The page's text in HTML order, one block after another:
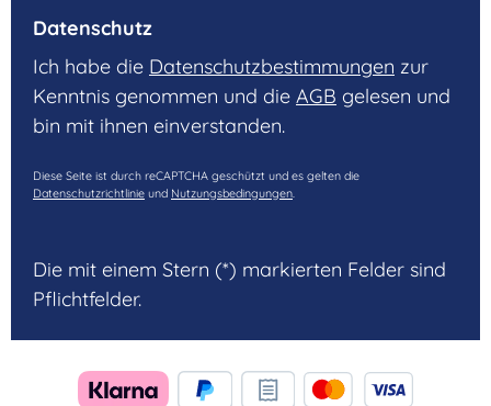
Datenschutz
Ich habe die Datenschutzbestimmungen zur
Kenntnis genommen und die AGB gelesen und
bin mit ihnen einverstanden.
Diese Seite ist durch reCAPTCHA geschützt und es gelten die
Datenschutzrichtlinie und Nutzungsbedingungen
Die mit einem Stern (*) markierten Felder sind
Pflichtfelder.